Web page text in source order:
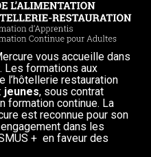
vous accueille dans
Les formations aux
l’hôtellerie restauration
jeunes, sous contrat
formation continue. La
est reconnue pour son
dans les
+ en faveur des